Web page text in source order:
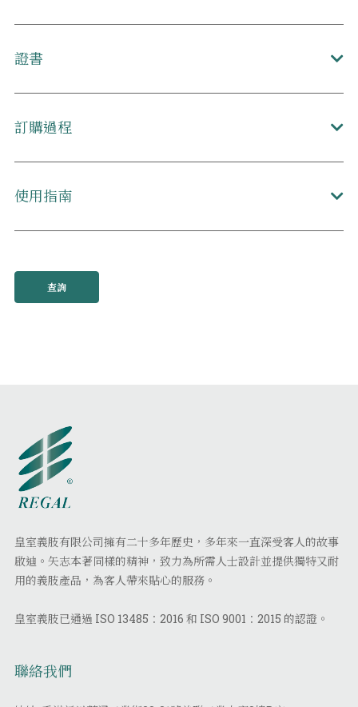
證書
訂購過程
使用指南
查詢
皇室義肢有限公司擁有二十多年歷史，多年來一直深受客人的故事
啟迪。矢志本著同樣的精神，致力為所需人士設計並提供獨特又耐
用的義肢產品，為客人帶來貼心的服務。
皇室義肢已通過 ISO 13485：2016 和 ISO 9001：2015 的認證。
聯絡我們